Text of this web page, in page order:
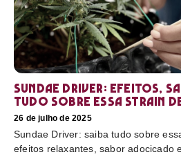
Sundae Driver: efeitos,
tudo sobre essa strain
26 de julho de 2025
Sundae Driver: saiba tudo sobre
efeitos relaxantes, sabor adocicado